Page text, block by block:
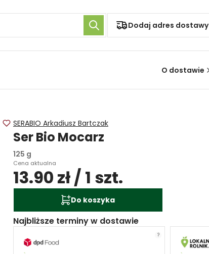
Dodaj adres dostawy
O dostawie
SERABIO Arkadiusz Bartczak
Ser Bio Mocarz
125 g
Cena aktualna
13.90 zł / 1 szt.
Do koszyka
Najbliższe terminy w dostawie
?